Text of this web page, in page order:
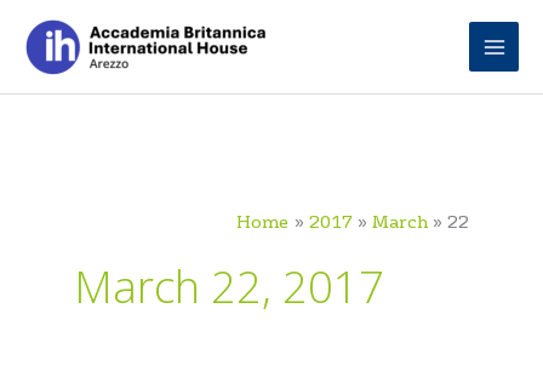
content
Home 2017 March 22
March 22, 2017